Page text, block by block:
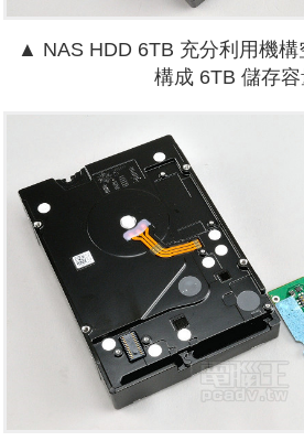
▲ NAS HDD 6TB 充分利用機
構成 6TB 儲存容